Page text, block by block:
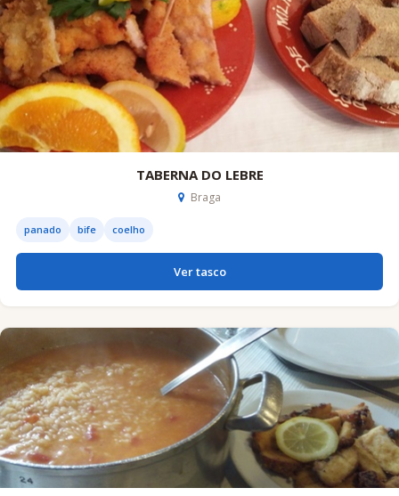
TABERNA DO LEBRE
Braga
panado bife coelho
Ver tasco